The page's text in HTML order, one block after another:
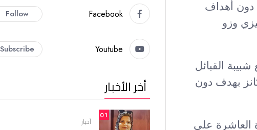
دون أهداف
وزو
الثانية برصيد 9 نقاط، بينما رفع شبيبة القبائل
بهدف دون
العاشرة على
Facebook
Follow
Youtube
Subscribe
أخر الأخبار
01
أخبار